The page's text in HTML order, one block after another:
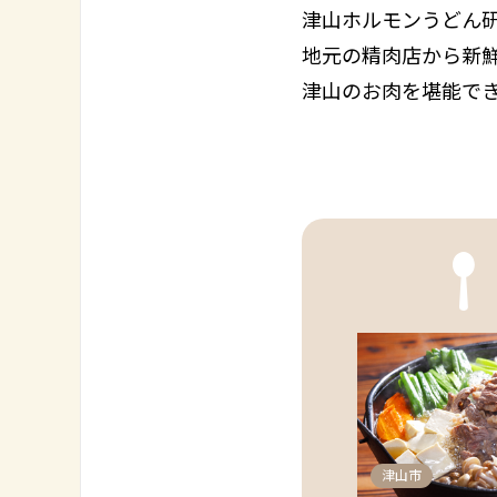
津山ホルモンうどん
地元の精肉店から新
津山のお肉を堪能で
津山市